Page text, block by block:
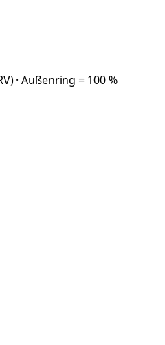
· Außenring = 100 %